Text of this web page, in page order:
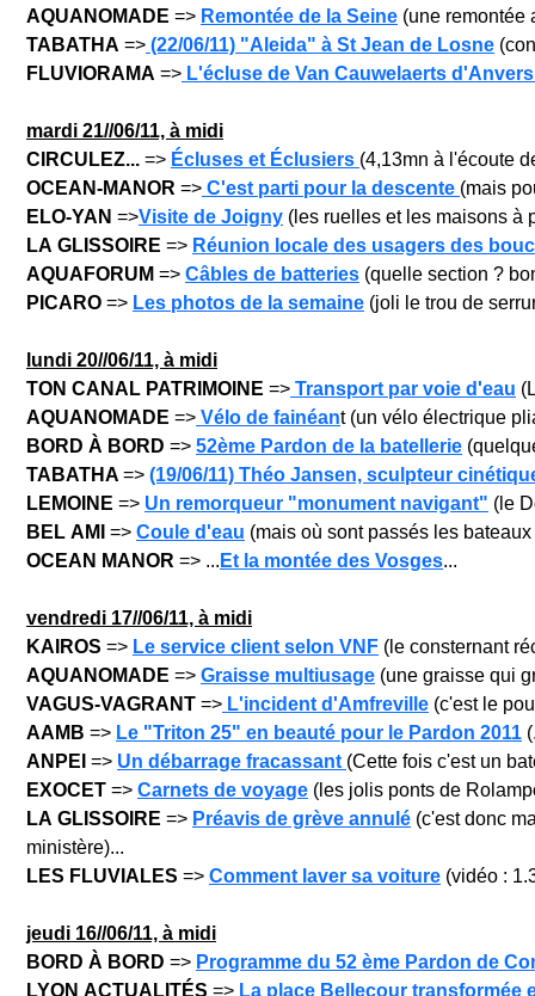
AQUANOMADE => Remontée de la Seine (une remontée
TABATHA => (22/06/11) "Aleida" à St Jean de Losne
FLUVIORAMA => L'écluse de Van Cauwelaerts
mardi 21//06/11, à midi
CIRCULEZ... => Écluses et Éclusiers (4,13mn à l'écoute
OCEAN-MANOR => C'est parti pour la descente (mais
ELO-YAN =>Visite de Joigny (les ruelles et les maisons à
LA GLISSOIRE => Réunion locale des usagers des
AQUAFORUM => Câbles de batteries (quelle section ?
PICARO => Les photos de la semaine (joli le trou de
lundi 20//06/11, à midi
TON CANAL PATRIMOINE => Transport par voie d'eau
AQUANOMADE => Vélo de fainéant (un vélo électrique
BORD À BORD => 52ème Pardon de la batellerie
TABATHA => (19/06/11) Théo Jansen, sculpteur
LEMOINE => Un remorqueur "monument navigant" (le
BEL AMI => Coule d'eau (mais où sont passés les bateaux
OCEAN MANOR => ... Et la montée des Vosges...
vendredi 17//06/11, à midi
KAIROS => Le service client selon VNF (le consternant
AQUANOMADE => Graisse multiusage (une graisse qui
VAGUS-VAGRANT => L'incident d'Amfreville (c'est le
AAMB => Le "Triton 25" en beauté pour le Pardon 2011
ANPEI => Un débarrage fracassant (Cette fois c'est un
EXOCET => Carnets de voyage (les jolis ponts de
LA GLISSOIRE => Préavis de grève annulé (c'est donc
ministère)...
LES FLUVIALES => Comment laver sa voiture (vidéo :
jeudi 16//06/11, à midi
BORD À BORD => Programme du 52 ème Pardon de
LYON ACTUALITÉS => La place Bellecour transformée